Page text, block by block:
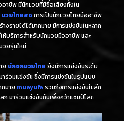
าชีพ มีนักมวยที่มีชื่อเสียงทั้งใน
มวยไทยสด การเป็นนักมวยไทยมืออาชีพ
งรายได้ได้มากมาย มีการแข่งขันในหลาก
ห้บริการสำหรับนักมวยมืออาชีพ และ
วยรุ่นใหม่
ย นักชกมวยไทย ยังมีการแข่งขันระดับ
าร่วมแข่งขัน ซึ่งมีการแข่งขันในรูปแบบ
มาย muayufaรวมถึงการแข่งขันในลีก
ก มาร่วมแข่งขันกันเพื่อคว้าแชมป์โลก